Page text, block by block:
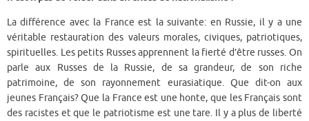
La différence avec la France est la suivante: en Russie, il y a une
véritable restauration des valeurs morales, civiques, patriotiques,
spirituelles. Les petits Russes apprennent la fierté d’être russes. On
parle aux Russes de la Russie, de sa grandeur, de son riche
patrimoine, de son rayonnement eurasiatique. Que dit-on aux
jeunes Français? Que la France est une honte, que les Français sont
des racistes et que le patriotisme est une tare. Il y a plus de liberté